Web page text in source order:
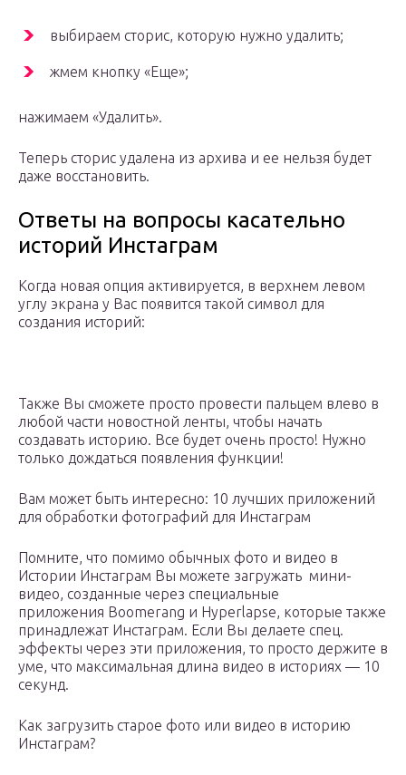
выбираем сторис, которую нужно удалить;
жмем кнопку «Еще»;
нажимаем «Удалить».
Теперь сторис удалена из архива и ее нельзя будет
даже восстановить.
Ответы на вопросы касательно
историй Инстаграм
Когда новая опция активируется, в верхнем левом
углу экрана у Вас появится такой символ для
создания историй:
Также Вы сможете просто провести пальцем влево в
любой части новостной ленты, чтобы начать
создавать историю. Все будет очень просто! Нужно
только дождаться появления функции!
Вам может быть интересно: 10 лучших приложений
для обработки фотографий для Инстаграм
Помните, что помимо обычных фото и видео в
Истории Инстаграм Вы можете загружать мини-
видео, созданные через специальные
приложения Boomerang и Hyperlapse, которые также
принадлежат Инстаграм. Если Вы делаете спец.
эффекты через эти приложения, то просто держите в
уме, что максимальная длина видео в историях — 10
секунд.
Как загрузить старое фото или видео в историю
Инстаграм?